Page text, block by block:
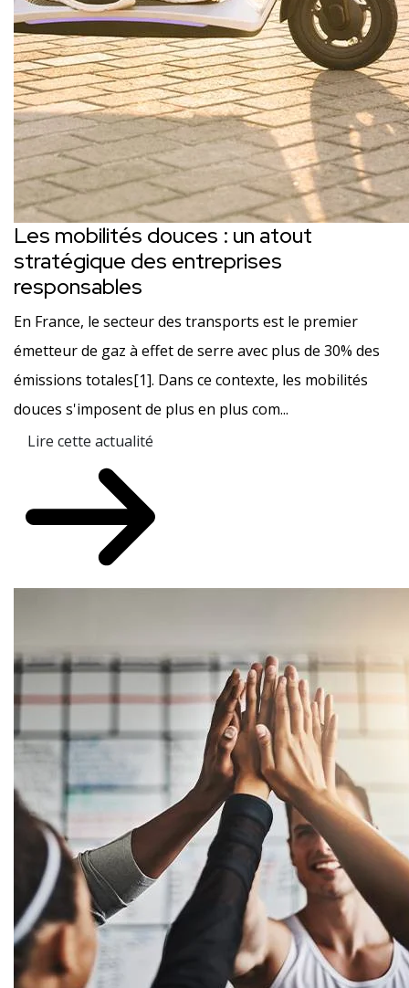
Les mobilités douces : un atout
stratégique des entreprises
responsables
En France, le secteur des transports est le premier
émetteur de gaz à effet de serre avec plus de 30% des
émissions totales[1]. Dans ce contexte, les mobilités
douces s'imposent de plus en plus com...
Lire cette actualité